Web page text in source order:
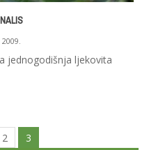
jednogodišnja ljekovita
2 3